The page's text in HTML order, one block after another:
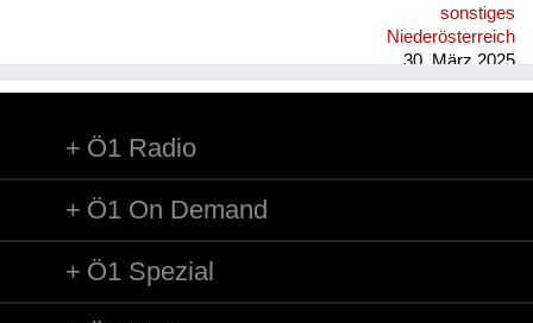
sonstiges
Niederösterreich
30. März 2025
Ö1 Radio
Ö1 On Demand
Ö1 Spezial